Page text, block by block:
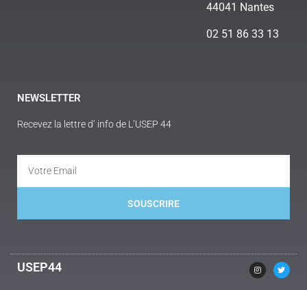
44041 Nantes
02 51 86 33 13
NEWSLETTER
Recevez la lettre d’ info de L’USEP 44
SOUSCRIRE
USEP44